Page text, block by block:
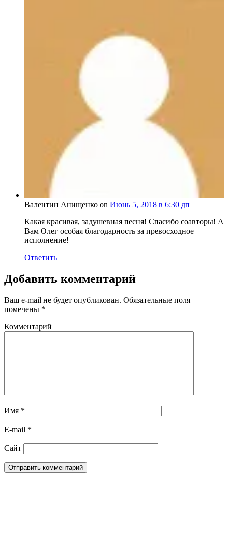
Валентин Анищенко on Июнь 5, 2018 в 6:30 дп
Какая красивая, задушевная песня! Спасибо соавторы! А
Вам Олег особая благодарность за превосходное
исполнение!
Ответить
Добавить комментарий
Ваш e-mail не будет опубликован. Обязательные поля
помечены *
Комментарий
Имя *
E-mail *
Сайт